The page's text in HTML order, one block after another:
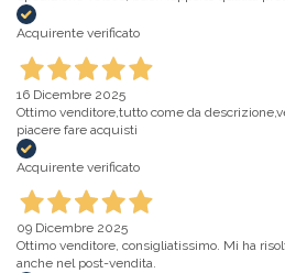
Acquirente verificato
16 Dicembre 2025
Ottimo venditore,tutto come da
piacere fare acquisti
Acquirente verificato
09 Dicembre 2025
Ottimo venditore, consigliatissimo. Mi ha
anche nel post-vendita.